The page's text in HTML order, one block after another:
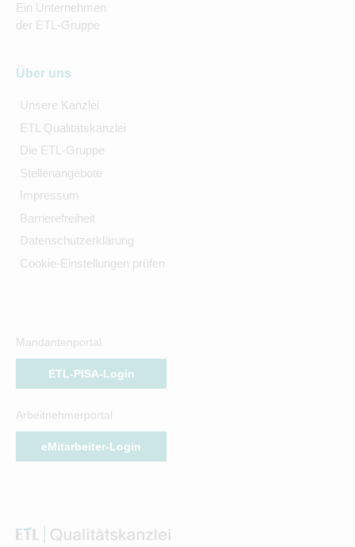
Ein Unternehmen
der ETL-Gruppe
Über uns
Unsere Kanzlei
ETL Qualitätskanzlei
Die ETL-Gruppe
Stellenangebote
Impressum
Barrierefreiheit
Datenschutzerklärung
Cookie-Einstellungen prüfen
Mandantenportal
ETL-PISA-Login
Arbeitnehmerportal
eMitarbeiter-Login